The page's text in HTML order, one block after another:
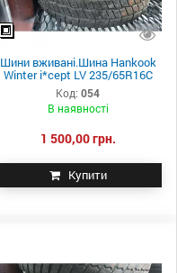
Шини вживані.Шина Hankook
Winter i*cept LV 235/65R16C
Код: 054
В наявності
1 500,00 грн.
Купити